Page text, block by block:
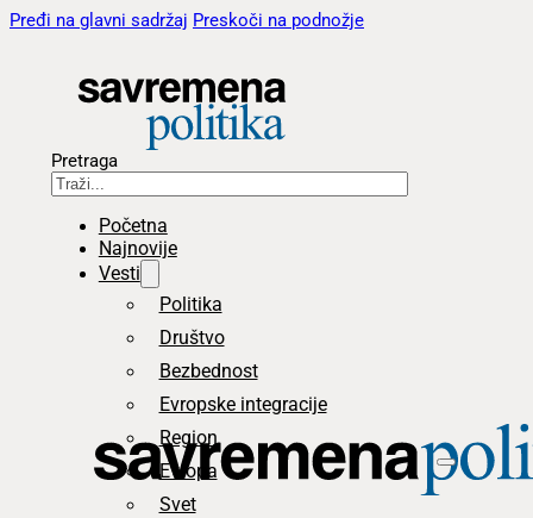
Pređi na glavni sadržaj Preskoči na podnožje
Pretraga
Početna
Najnovije
Vesti
Politika
Društvo
Bezbednost
Evropske integracije
Region
Evropa
Svet